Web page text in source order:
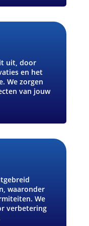
uit, door
en het
We zorgen
van jouw
waaronder
We
verbetering